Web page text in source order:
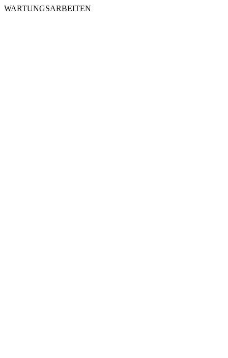
WARTUNGSARBEITEN